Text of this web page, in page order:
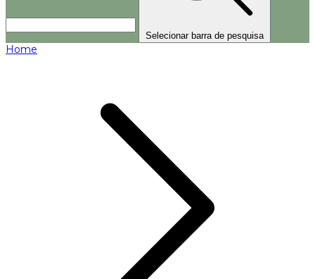
Selecionar barra de pesquisa
Home